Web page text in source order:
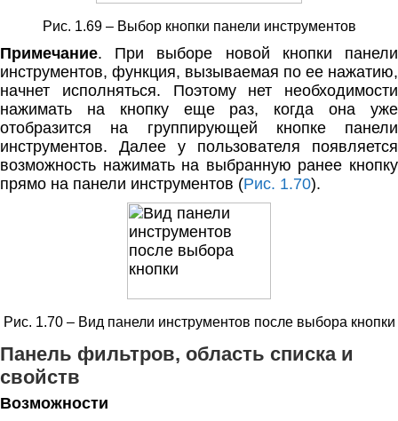
Рис. 1.69 – Выбор кнопки панели инструментов
Примечание. При выборе новой кнопки панели
инструментов, функция, вызываемая по ее нажатию,
начнет исполняться. Поэтому нет необходимости
нажимать на кнопку еще раз, когда она уже
отобразится на группирующей кнопке панели
инструментов. Далее у пользователя появляется
возможность нажимать на выбранную ранее кнопку
прямо на панели инструментов (Рис. 1.70).
Рис. 1.70 – Вид панели инструментов после выбора кнопки
Панель фильтров, область списка и
свойств
Возможности